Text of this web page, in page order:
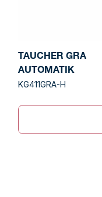
TAUCHER GRA
AUTOMATIK
KG411GRA-H